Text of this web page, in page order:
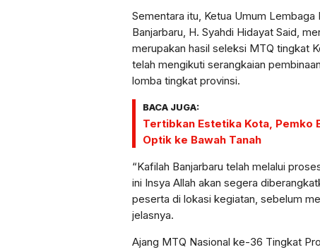
Sementara itu, Ketua Umum Lembaga
Banjarbaru, H. Syahdi Hidayat Said,
merupakan hasil seleksi MTQ tingkat
telah mengikuti serangkaian
lomba tingkat provinsi.
BACA JUGA:
Tertibkan Estetika Kota, Pemko
Optik ke Bawah Tanah
“Kafilah Banjarbaru telah melalui
ini Insya Allah akan segera
peserta di lokasi kegiatan, sebelum
jelasnya.
Ajang MTQ Nasional ke-36 Tingkat